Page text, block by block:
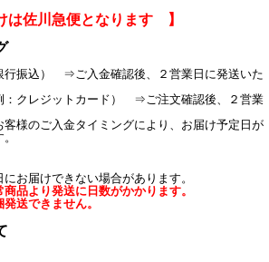
は佐川急便となります 】
行振込） ⇒ご入金確認後、２営業日に発送いた
：クレジットカード） ⇒ご注文確認後、２営業
様のご入金タイミングにより、お届け予定日が
お届けできない場合があります。
商品より発送に日数がかかります。
送できません。